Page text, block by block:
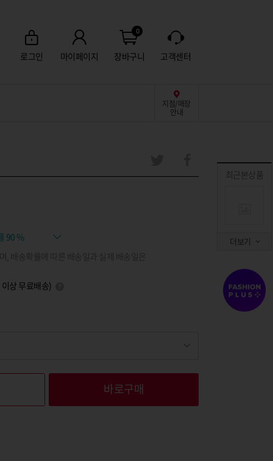
로그인 마이페이지
0
장바구니 고객센터
지점/매장
안내
최근본상품
더보기
90 %
, 배송확률에 따른 배송일과 실제 배송일은
상 무료배송)
바로구매